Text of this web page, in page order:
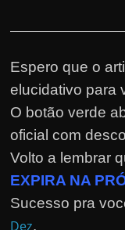
Espero que o
elucidativo para
O botão verde
oficial com
Volto a lembrar
EXPIRA NA
Sucesso pra
Dez.